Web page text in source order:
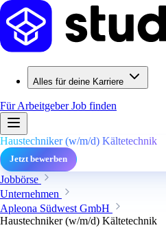
Alles für deine Karriere
Für ArbeitgeberJob finden
Haustechniker (w/m/d) Kältetechnik
Jetzt bewerben
Jobbörse
Unternehmen
Apleona Südwest GmbH
Haustechniker (w/m/d) Kältetechnik